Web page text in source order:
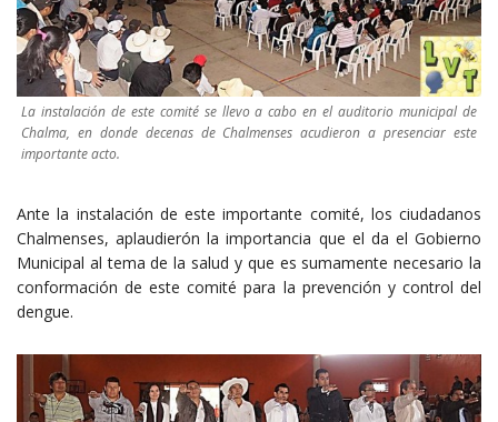
La instalación de este comité se llevo a cabo en el auditorio municipal de
Chalma, en donde decenas de Chalmenses acudieron a presenciar este
importante acto.
Ante la instalación de este importante comité, los ciudadanos
Chalmenses, aplaudierón la importancia que el da el Gobierno
Municipal al tema de la salud y que es sumamente necesario la
conformación de este comité para la prevención y control del
dengue.